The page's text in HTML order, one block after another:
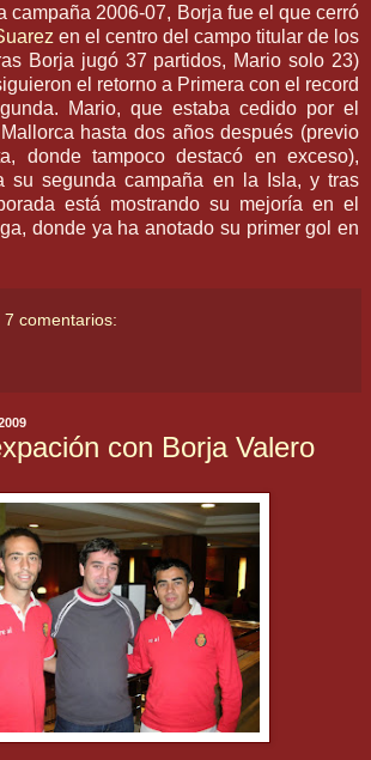
campaña 2006-07, Borja fue el que cerró
en el centro del campo titular de los
Borja jugó 37 partidos, Mario solo 23)
el retorno a Primera con el record
Mario, que estaba cedido por el
Mallorca hasta dos años después (previo
donde tampoco destacó en exceso),
su segunda campaña en la Isla, y tras
está mostrando su mejoría en el
donde ya ha anotado su primer gol en
7 comentarios:
con Borja Valero